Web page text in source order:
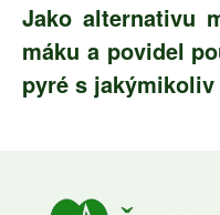
Jako alternativu
máku a povidel
pyré s jakýmikoliv